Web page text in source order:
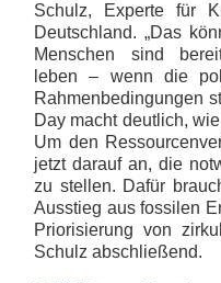
Schulz, Experte für
Deutschland. „Das
Menschen sind
leben – wenn die
Rahmenbedingungen
Day macht deutlich,
Um den
jetzt darauf an, die
zu stellen. Dafür
Ausstieg aus fossilen
Priorisierung von
Schulz abschließend.